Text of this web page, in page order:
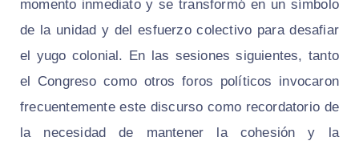
momento inmediato y se transformó en un símbolo
de la unidad y del esfuerzo colectivo para desafiar
el yugo colonial. En las sesiones siguientes, tanto
el Congreso como otros foros políticos invocaron
frecuentemente este discurso como recordatorio de
la necesidad de mantener la cohesión y la